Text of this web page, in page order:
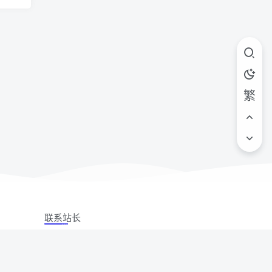
繁
联系站长